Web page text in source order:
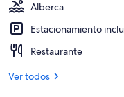
Alberca
Estacionamiento
Restaurante
Ver todos